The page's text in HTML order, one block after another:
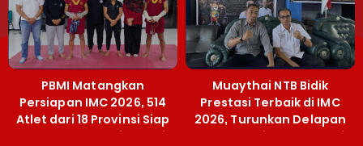
PBMI Matangkan
Persiapan IMC 2026, 514
Atlet dari 18 Provinsi Siap
Berlaga Besok di Bekasi
Muaythai NTB Bidik
Prestasi Terbaik di IMC
2026, Turunkan Delapan
Atlet ke Kejurnas Bekasi